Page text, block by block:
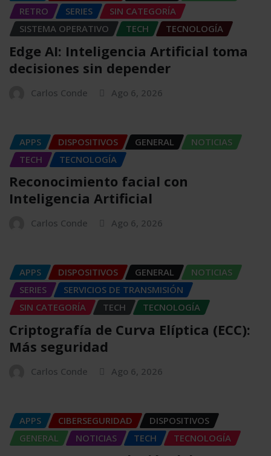
RETRO
SERIES
SIN CATEGORÍA
SISTEMA OPERATIVO
TECH TECNOLOGÍA
Edge AI: Inteligencia Artificial toma
decisiones sin depender
Carlos Conde Ago 6, 2026
APPS DISPOSITIVOS GENERAL
NOTICIAS
TECH
TECNOLOGÍA
Reconocimiento facial con
Inteligencia Artificial
Carlos Conde Ago 6, 2026
APPS DISPOSITIVOS GENERAL
NOTICIAS
SERIES
SERVICIOS DE TRANSMISIÓN
SIN CATEGORÍA
TECH TECNOLOGÍA
Criptografía de Curva Elíptica (ECC):
Más seguridad
Carlos Conde Ago 6, 2026
APPS CIBERSEGURIDAD
DISPOSITIVOS
GENERAL
NOTICIAS TECH TECNOLOGÍA